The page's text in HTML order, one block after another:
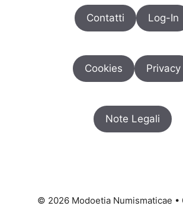
Contatti Log-In
Cookies Privacy
Note Legali
© 2026 Modoetia Numismaticae •